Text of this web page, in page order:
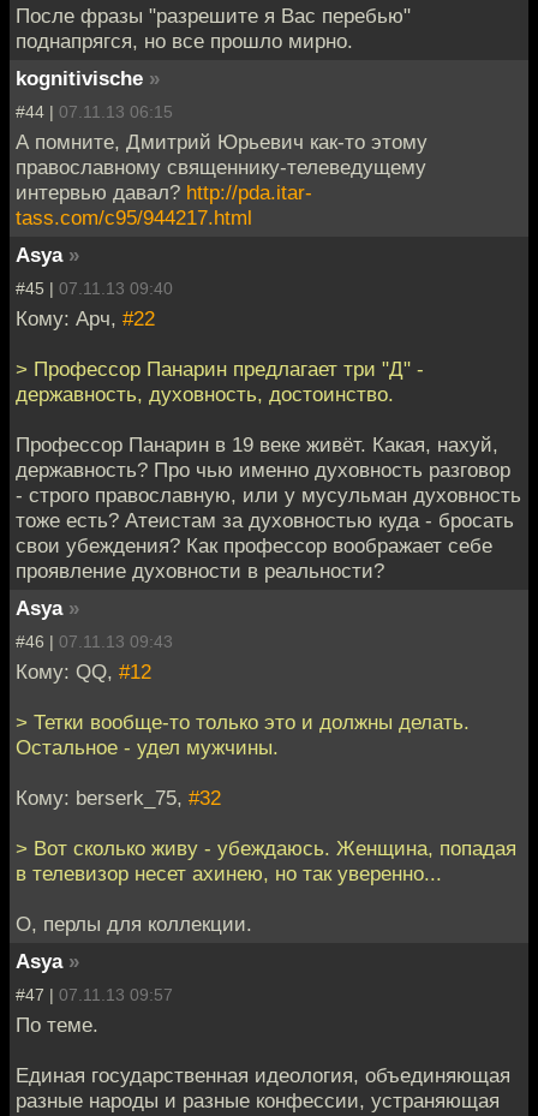
После фразы "разрешите я Вас перебью"
поднапрягся, но все прошло мирно.
kognitivische »
#44 | 07.11.13 06:15
А помните, Дмитрий Юрьевич как-то этому
православному священнику-телеведущему
интервью давал? http://pda.itar-
tass.com/c95/944217.html
Asya »
#45 | 07.11.13 09:40
Кому: Арч, #22
> Профессор Панарин предлагает три "Д" -
державность, духовность, достоинство.
Профессор Панарин в 19 веке живёт. Какая, нахуй,
державность? Про чью именно духовность разговор
- строго православную, или у мусульман духовность
тоже есть? Атеистам за духовностью куда - бросать
свои убеждения? Как профессор воображает себе
проявление духовности в реальности?
Asya »
#46 | 07.11.13 09:43
Кому: QQ, #12
> Тетки вообще-то только это и должны делать.
Остальное - удел мужчины.
Кому: berserk_75, #32
> Вот сколько живу - убеждаюсь. Женщина, попадая
в телевизор несет ахинею, но так уверенно...
О, перлы для коллекции.
Asya »
#47 | 07.11.13 09:57
По теме.
Единая государственная идеология, объединяющая
разные народы и разные конфессии, устраняющая